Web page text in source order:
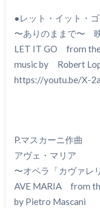
●レット・イット・
〜ありのままで〜
LET IT GO from the
music by Robert
https://youtu.be/X-
P.マスカーニ作曲
アヴェ・マリア
〜オペラ「カヴァレ
AVE MARIA from
by Pietro Mascani